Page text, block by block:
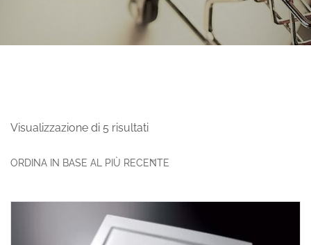
Visualizzazione di 5 risultati